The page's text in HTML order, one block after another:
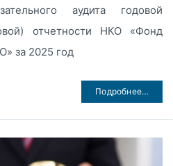
аудита годовой
отчетности НКО «Фонд
за 2025 год
Подробнее…